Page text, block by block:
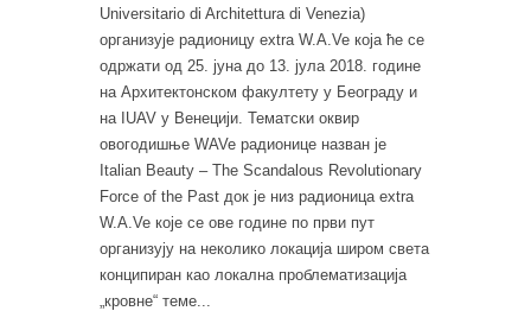
Universitario di Architettura di Venezia)
организује радионицу extra W.A.Ve која ће се
одржати од 25. јуна до 13. јула 2018. године
на Архитектонском факултету у Београду и
на IUAV у Венецији. Тематски оквир
овогодишње WAVe радионице назван је
Italian Beauty – The Scandalous Revolutionary
Force of the Past док је низ радионица extra
W.A.Ve које се ове године по први пут
организују на неколико локација широм света
конципиран као локална проблематизација
„кровне“ теме...